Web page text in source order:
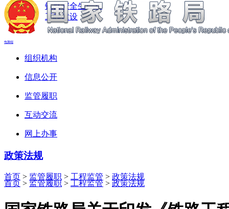
铁路安全生产月
工程建设
电脑端
组织机构
信息公开
监管履职
互动交流
网上办事
政策法规
首页 > 监管履职 > 工程监管 > 政策法规
首页 > 监管履职 > 工程监管 > 政策法规